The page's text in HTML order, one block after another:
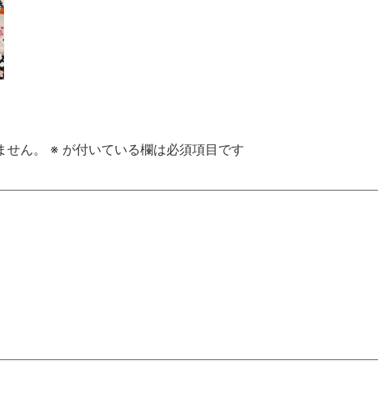
ん。 ※ が付いている欄は必須項目です